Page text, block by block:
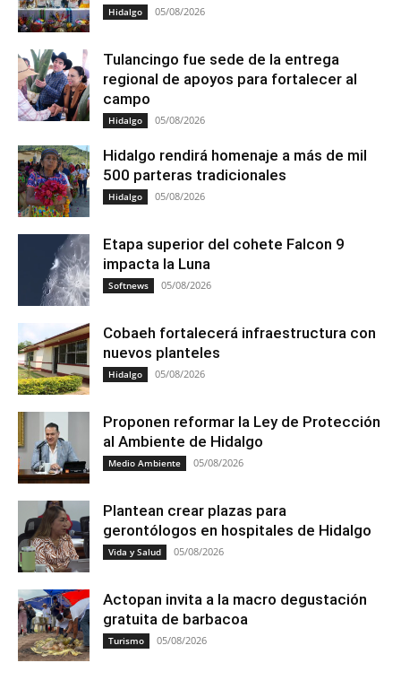
Hidalgo 05/08/2026
Tulancingo fue sede de la entrega
regional de apoyos para fortalecer al
campo
Hidalgo 05/08/2026
Hidalgo rendirá homenaje a más de mil
500 parteras tradicionales
Hidalgo 05/08/2026
Etapa superior del cohete Falcon 9
impacta la Luna
Softnews 05/08/2026
Cobaeh fortalecerá infraestructura con
nuevos planteles
Hidalgo 05/08/2026
Proponen reformar la Ley de Protección
al Ambiente de Hidalgo
Medio Ambiente 05/08/2026
Plantean crear plazas para
gerontólogos en hospitales de Hidalgo
Vida y Salud 05/08/2026
Actopan invita a la macro degustación
gratuita de barbacoa
Turismo 05/08/2026